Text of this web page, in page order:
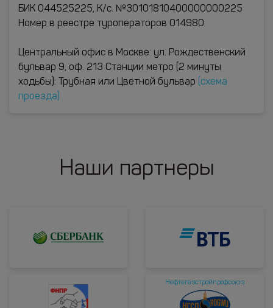
БИК 044525225, К/с. №30101810400000000225
Номер в реестре туроператоров 014980
Центральный офис в Москве: ул. Рождественский
бульвар 9, оф. 213 Станции метро (2 минуты
ходьбы): Трубная или Цветной бульвар
(схема
проезда)
Наши партнеры
Нефтегазстройпрофсоюз